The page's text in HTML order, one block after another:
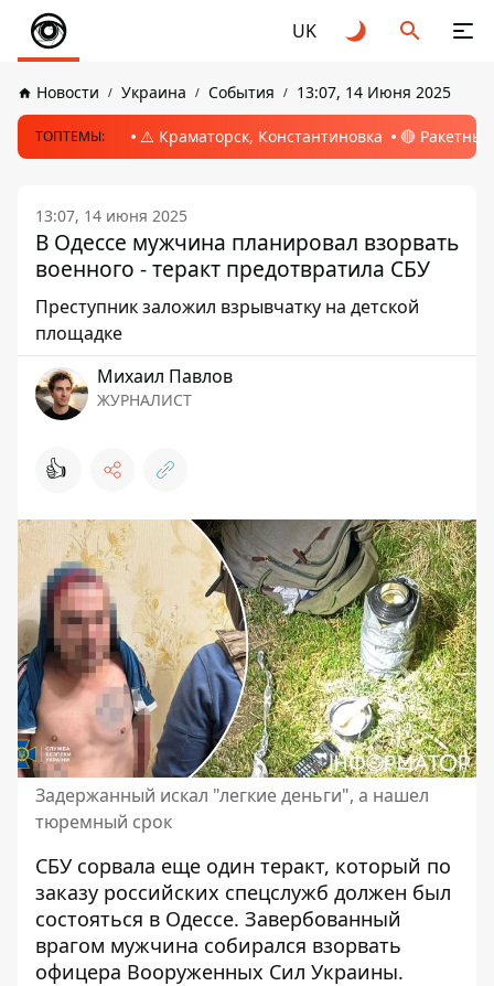
UK
Новости Украина События 13:07, 14 Июня 2025
ТОПТЕМЫ: ⚠️ Краматорск, Константиновка 🔴
13:07, 14 июня 2025
В Одессе мужчина планировал взорвать
военного - теракт предотвратила СБУ
Преступник заложил взрывчатку на детской
площадке
Михаил Павлов
ЖУРНАЛИСТ
👍
Задержанный искал "легкие деньги", а нашел
тюремный срок
СБУ сорвала еще один теракт, который по
заказу российских спецслужб должен был
состояться в Одессе. Завербованный
врагом мужчина собирался взорвать
офицера Вооруженных Сил Украины.